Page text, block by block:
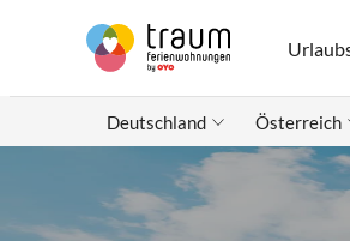
Deutschland Österreich